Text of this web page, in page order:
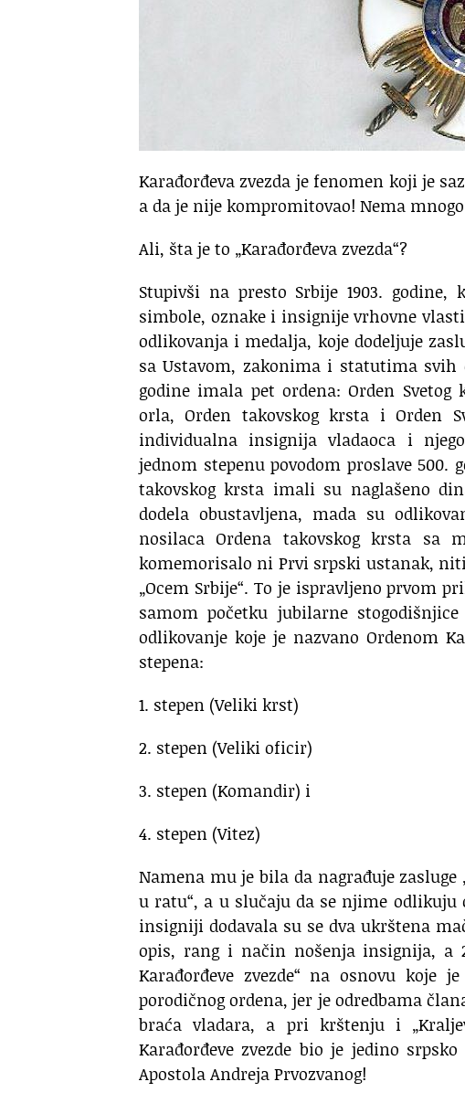
Karađorđeva zvezda je fenomen koji je
a da je nije kompromitovao! Nema
Ali, šta je to „Karađorđeva zvezda“?
Stupivši na presto Srbije 1903.
simbole, oznake i insignije vrhovne
odlikovanja i medalja, koje dodeljuje
sa Ustavom, zakonima i statutima
godine imala pet ordena: Orden Svetog
orla, Orden takovskog krsta i Orden
individualna insignija vladaoca i
jednom stepenu povodom proslave 500.
takovskog krsta imali su naglašeno
dodela obustavljena, mada su
nosilaca Ordena takovskog krsta sa
komemorisalo ni Prvi srpski ustanak,
„Ocem Srbije“. To je ispravljeno prvom
samom početku jubilarne
odlikovanje koje je nazvano Ordenom
stepena:
1. stepen (Veliki krst)
2. stepen (Veliki oficir)
3. stepen (Komandir) i
4. stepen (Vitez)
Namena mu je bila da nagrađuje
u ratu“, a u slučaju da se njime
insigniji dodavala su se dva ukrštena
opis, rang i način nošenja insignija, a
Karađorđeve zvezde“ na osnovu koje
porodičnog ordena, jer je odredbama
braća vladara, a pri krštenju i
Karađorđeve zvezde bio je jedino
Apostola Andreja Prvozvanog!